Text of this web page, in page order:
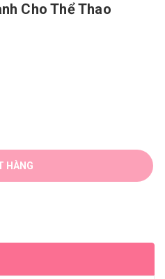
Cho Thể Thao
HÀNG